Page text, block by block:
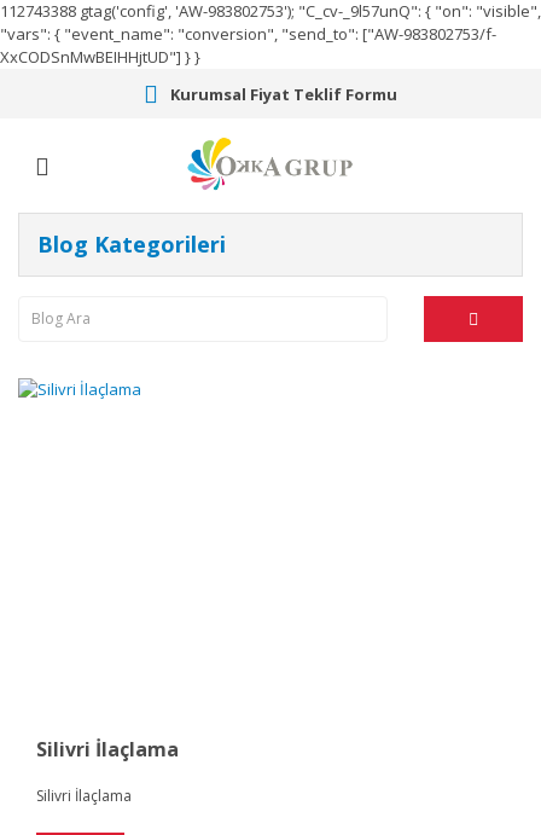
112743388 gtag('config', 'AW-983802753'); "C_cv-_9l57unQ": { "on": "visible",
"vars": { "event_name": "conversion", "send_to": ["AW-983802753/f-
XxCODSnMwBEIHHjtUD"] } }
Kurumsal Fiyat Teklif Formu
Blog Kategorileri
Silivri İlaçlama
Silivri İlaçlama